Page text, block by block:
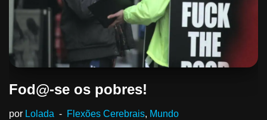
Fod@-se os pobres!
por Lolada Flexões Cerebrais, Mundo